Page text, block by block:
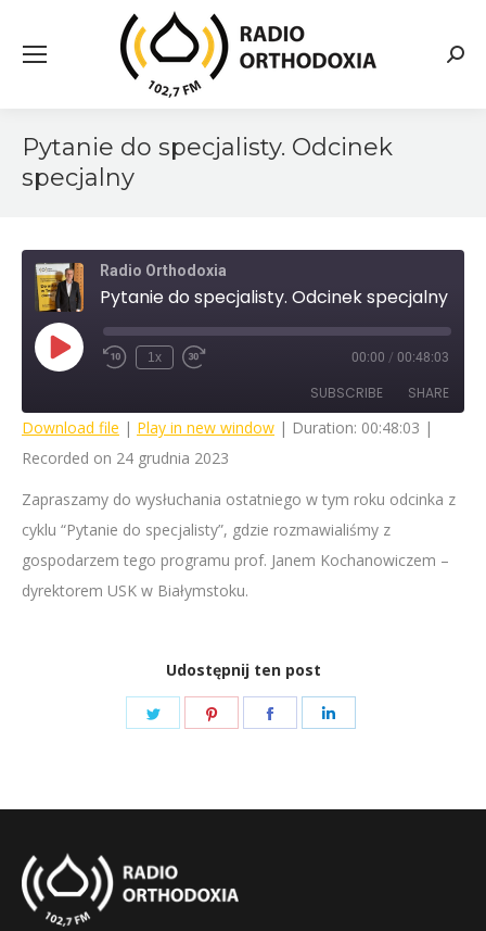
Pytanie do specjalisty. Odcinek
specjalny
Radio Orthodoxia
Pytanie do specjalisty. Odcinek specjalny
Play
EpisodeRewind
1x
Fast
seconds
00:00 / 00:48:03
SUBSCRIBE SHARE
SHARE
LINK
EMBED
Download file | Play in new window | Duration: 00:48:03 |
Recorded on 24 grudnia 2023
Zapraszamy do wysłuchania ostatniego w tym roku odcinka z
cyklu “Pytanie do specjalisty”, gdzie rozmawialiśmy z
gospodarzem tego programu prof. Janem Kochanowiczem –
dyrektorem USK w Białymstoku.
Udostępnij ten post
Share
Share
Share